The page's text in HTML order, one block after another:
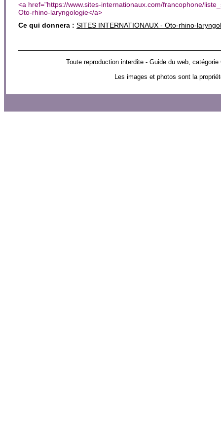
<a href="https://www.sites-internationaux.com/francophone/
Oto-rhino-laryngologie</a>
Ce qui donnera : SITES INTERNATIONAUX - Oto-rhino-
Toute reproduction interdite - Guide du web,
Les images et photos sont la